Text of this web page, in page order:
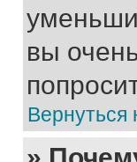
вы
Вернуться